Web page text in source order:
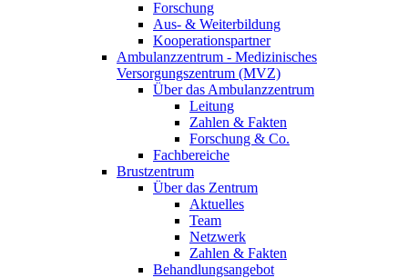
Forschung
Aus- & Weiterbildung
Kooperationspartner
Ambulanzzentrum - Medizinisches
Versorgungszentrum (MVZ)
Über das Ambulanzzentrum
Leitung
Zahlen & Fakten
Forschung & Co.
Fachbereiche
Brustzentrum
Über das Zentrum
Aktuelles
Team
Netzwerk
Zahlen & Fakten
Behandlungsangebot